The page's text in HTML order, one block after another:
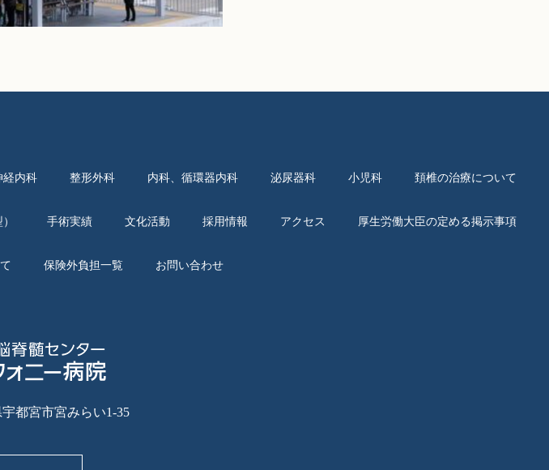
経内科 整形外科 内科、循環器内科 泌尿器科 小児科 頚椎の治療について
手術実績 文化活動 採用情報 アクセス 厚生労働大臣の定める掲示事項
保険外負担一覧 お問い合わせ
宇都宮市宮みらい1-35